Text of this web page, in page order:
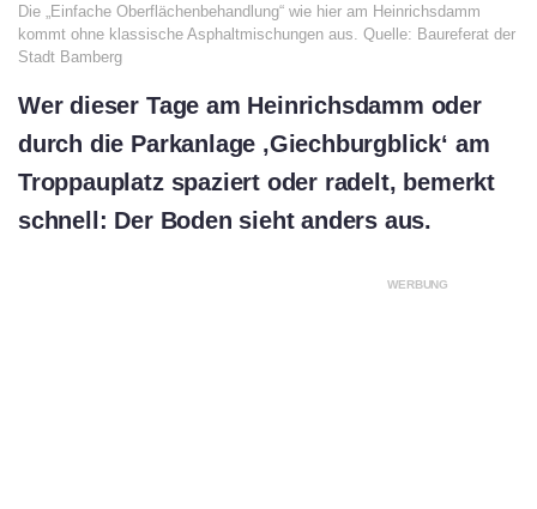
Die „Einfache Oberflächenbehandlung“ wie hier am Heinrichsdamm
kommt ohne klassische Asphaltmischungen aus. Quelle: Baureferat der
Stadt Bamberg
Wer dieser Tage am Heinrichsdamm oder
durch die Parkanlage ‚Giechburgblick‘ am
Troppauplatz spaziert oder radelt, bemerkt
schnell: Der Boden sieht anders aus.
WERBUNG